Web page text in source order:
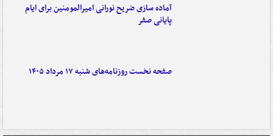
آماده سازی ضریح نورانی امیرالمومنین برای ایام
پایانی صفر
صفحه نخست روزنامه‌های شنبه ۱۷ مرداد ۱۴۰۵